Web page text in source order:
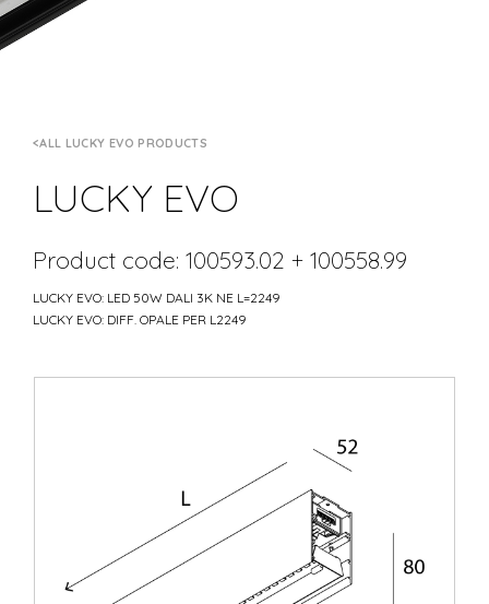
ALL LUCKY EVO PRODUCTS
LUCKY EVO
Product code: 100593.02 + 100558.99
LUCKY EVO: LED 50W DALI 3K NE L=2249
LUCKY EVO: DIFF. OPALE PER L2249